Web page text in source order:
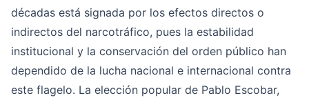
décadas está signada por los efectos directos o
indirectos del narcotráfico, pues la estabilidad
institucional y la conservación del orden público han
dependido de la lucha nacional e internacional contra
este flagelo. La elección popular de Pablo Escobar,